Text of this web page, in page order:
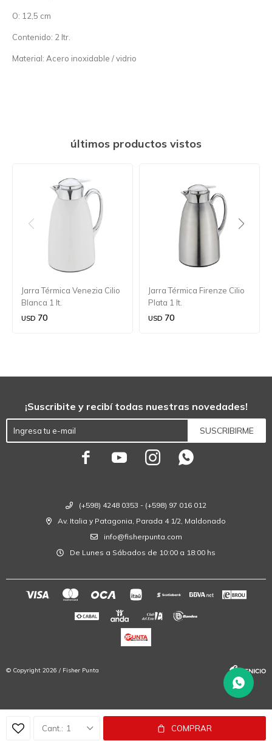
1 COMPRAR
O: 12,5 cm
Contenido: 2 ltr.
Material: Acero inoxidable / vidrio
últimos productos vistos
Jarra Térmica Venezia Cilio
Blanca 1 lt.
USD 70
Jarra Térmica Firenze Cilio
Plata 1 lt.
USD 70
(+598) 4248 0353 - (+598) 97 016 012
Av. Italia y Patagonia, Parada 4 1/2, Maldonado
info@fisherpunta.com
De Lunes a Sábados de 10:00 a 18:00 hs
¡Suscribite y recibí todas nuestras novedades!
SUSCRIBIRME
   
© Copyright 2026 / Fisher Punta